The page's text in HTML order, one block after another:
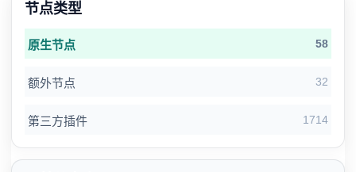
节点类型
原生节点 58
额外节点 32
第三方插件 1714